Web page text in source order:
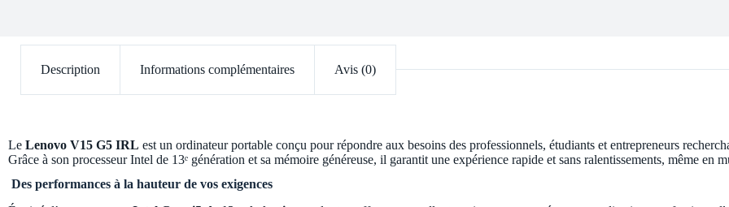
Description Informations complémentaires Avis (0)
Le Lenovo V15 G5 IRL est un ordinateur portable conçu pour répondre aux besoins des professionnels, étudiants et entrepreneurs
Grâce à son processeur Intel de 13ᵉ génération et sa mémoire généreuse, il garantit une expérience rapide et sans ralentissements, même en
Des performances à la hauteur de vos exigences